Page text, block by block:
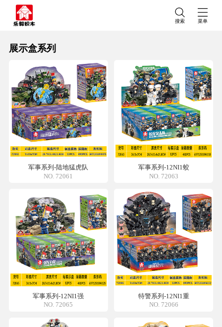
搜索 菜单
展示盒系列
军事系列-陆地猛虎队
NO. 72061
军事系列-12NI1蛟
NO. 72063
军事系列-12NI1强
NO. 72065
特警系列-12NI1重
NO. 72066